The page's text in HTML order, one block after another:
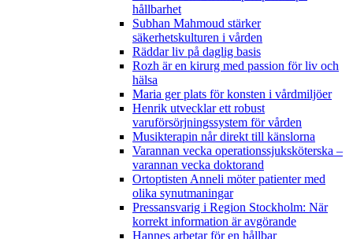
hållbarhet
Subhan Mahmoud stärker
säkerhetskulturen i vården
Räddar liv på daglig basis
Rozh är en kirurg med passion för liv och
hälsa
Maria ger plats för konsten i vårdmiljöer
Henrik utvecklar ett robust
varuförsörjningssystem för vården
Musikterapin når direkt till känslorna
Varannan vecka operationssjuksköterska –
varannan vecka doktorand
Ortoptisten Anneli möter patienter med
olika synutmaningar
Pressansvarig i Region Stockholm: När
korrekt information är avgörande
Hannes arbetar för en hållbar